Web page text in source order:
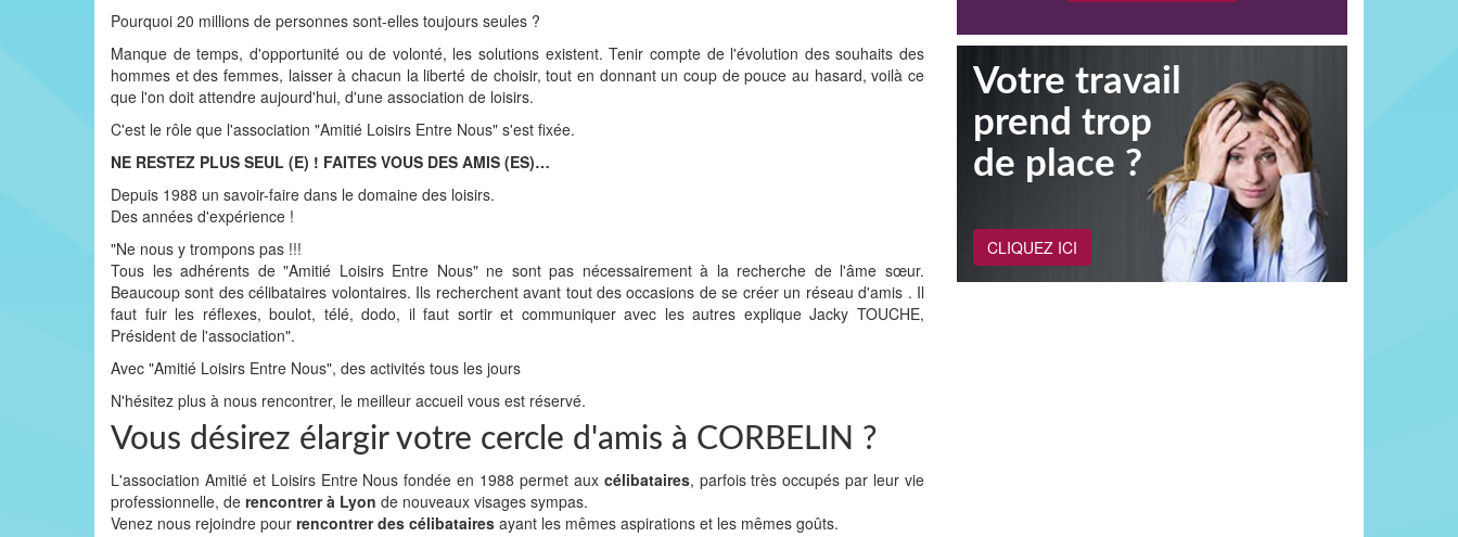
Pourquoi 20 millions de personnes sont-elles toujours seules ?
Manque de temps, d'opportunité ou de volonté, les solutions existent. Tenir compte de l'évolution des souhaits des
hommes et des femmes, laisser à chacun la liberté de choisir, tout en donnant un coup de pouce au hasard, voilà ce
que l'on doit attendre aujourd'hui, d'une association de loisirs.
C'est le rôle que l'association "Amitié Loisirs Entre Nous" s'est fixée.
NE RESTEZ PLUS SEUL (E) ! FAITES VOUS DES AMIS (ES)…
Depuis 1988 un savoir-faire dans le domaine des loisirs.
Des années d'expérience !
"Ne nous y trompons pas !!!
Tous les adhérents de "Amitié Loisirs Entre Nous" ne sont pas nécessairement à la recherche de l'âme sœur.
Beaucoup sont des célibataires volontaires. Ils recherchent avant tout des occasions de se créer un réseau d'amis . Il
faut fuir les réflexes, boulot, télé, dodo, il faut sortir et communiquer avec les autres explique Jacky TOUCHE,
Président de l'association".
Avec "Amitié Loisirs Entre Nous", des activités tous les jours
N'hésitez plus à nous rencontrer, le meilleur accueil vous est réservé.
Vous désirez élargir votre cercle d'amis à CORBELIN ?
L'association Amitié et Loisirs Entre Nous fondée en 1988 permet aux célibataires, parfois très occupés par leur vie
professionnelle, de rencontrer à Lyon de nouveaux visages sympas.
Venez nous rejoindre pour rencontrer des célibataires ayant les mêmes aspirations et les mêmes goûts.
Votre travail
prend trop
de place ?
CLIQUEZ ICI